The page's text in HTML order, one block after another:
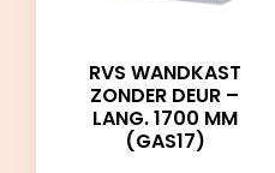
RVS WANDKAST
ZONDER DEUR –
LANG. 1700 MM
(GAS17)